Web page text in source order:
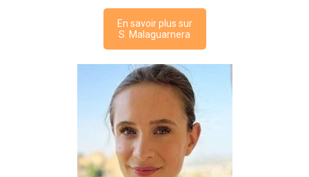
En savoir plus sur
S. Malaguarnera